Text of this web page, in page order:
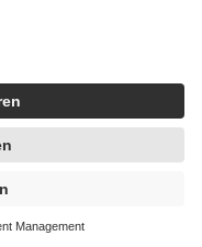
hat Maßnahmen
um echte Bewertungen